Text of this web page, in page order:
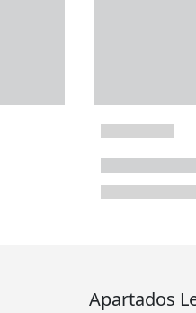
Apartados